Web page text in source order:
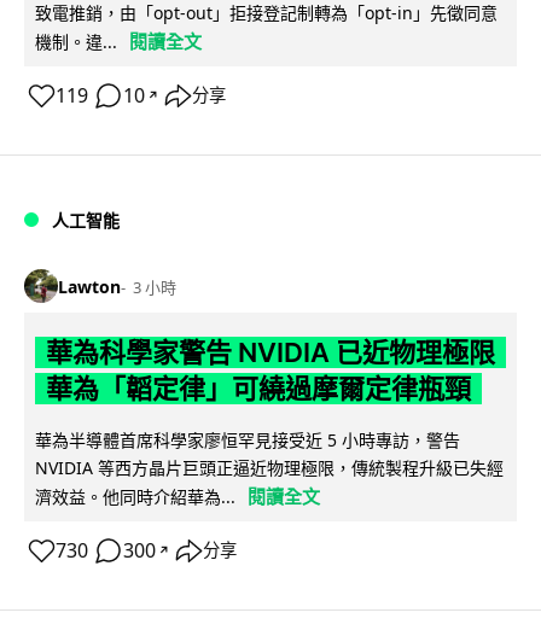
致電推銷，由「opt-out」拒接登記制轉為「opt-in」先徵同意
機制。違...
閱讀全文
119 10 ↗ 分享
人工智能
Lawton 3 小時
華為科學家警告 NVIDIA 已近物理極限
華為「韜定律」可繞過摩爾定律瓶頸
華為半導體首席科學家廖恒罕見接受近 5 小時專訪，警告
NVIDIA 等西方晶片巨頭正逼近物理極限，傳統製程升級已失經
濟效益。他同時介紹華為...
閱讀全文
730 300 ↗ 分享